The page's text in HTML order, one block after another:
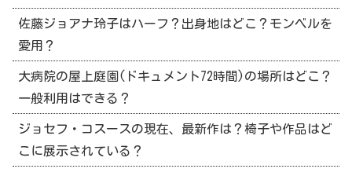
佐藤ジョアナ玲子はハーフ？出身地はどこ？モンベルを
愛用？
大病院の屋上庭園(ドキュメント72時間)の場所はどこ？
一般利用はできる？
ジョセフ・コスースの現在、最新作は？椅子や作品はど
こに展示されている？